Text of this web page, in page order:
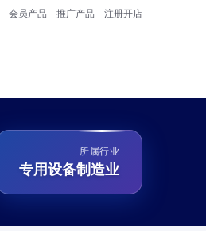
会员产品 推广产品 注册开店
所属行业
专用设备制造业